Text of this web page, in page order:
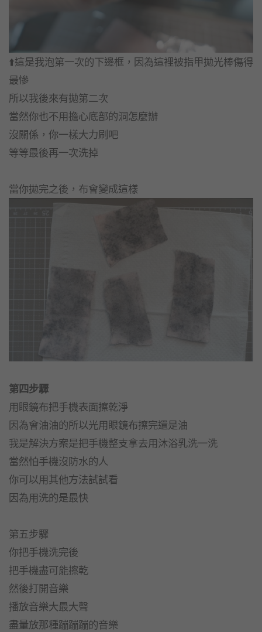
⬆️這是我泡第一次的下邊框，因為這裡被指甲拋光棒傷得
最慘
所以我後來有拋第二次
當然你也不用擔心底部的洞怎麼辦
沒關係，你一樣大力刷吧
等等最後再一次洗掉
當你拋完之後，布會變成這樣
第四步驟
用眼鏡布把手機表面擦乾淨
因為會油油的所以光用眼鏡布擦完還是油
我是解決方案是把手機整支拿去用沐浴乳洗一洗
當然怕手機沒防水的人
你可以用其他方法試試看
因為用洗的是最快
第五步驟
你把手機洗完後
把手機盡可能擦乾
然後打開音樂
播放音樂大最大聲
盡量放那種蹦蹦蹦的音樂